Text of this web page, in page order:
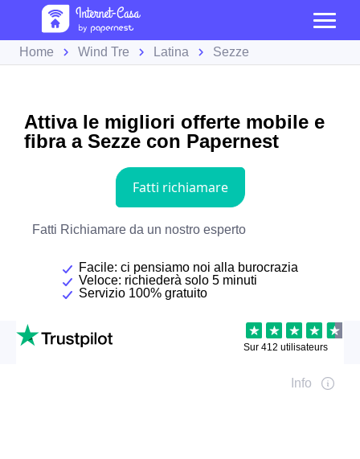
Home Wind Tre Latina Sezze